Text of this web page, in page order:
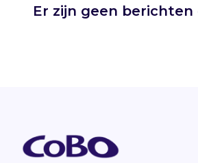
Er zijn geen berichten